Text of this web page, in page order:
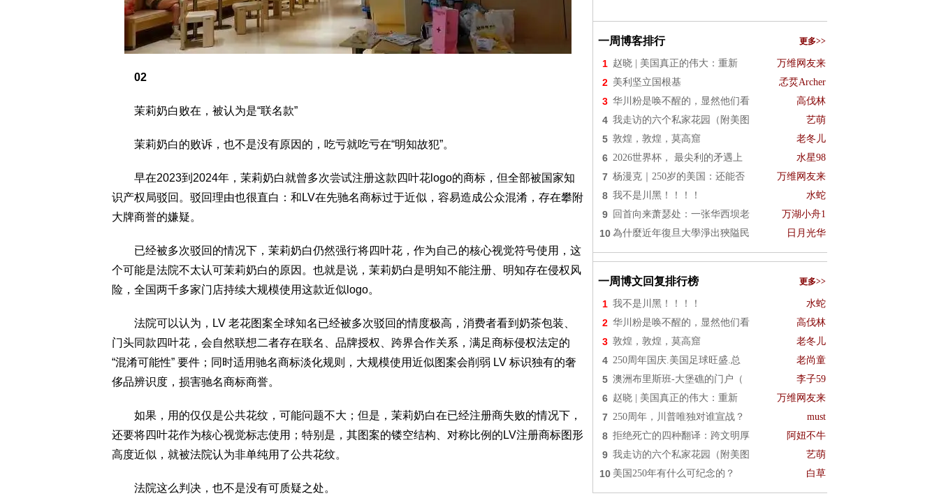
02
茉莉奶白败在，被认为是“联名款”
茉莉奶白的败诉，也不是没有原因的，吃亏就吃亏在“明知故犯”。
早在2023到2024年，茉莉奶白就曾多次尝试注册这款四叶花logo的商标，但全部被国家知
识产权局驳回。驳回理由也很直白：和LV在先驰名商标过于近似，容易造成公众混淆，存在攀附
大牌商誉的嫌疑。
已经被多次驳回的情况下，茉莉奶白仍然强行将四叶花，作为自己的核心视觉符号使用，这
个可能是法院不太认可茉莉奶白的原因。也就是说，茉莉奶白是明知不能注册、明知存在侵权风
险，全国两千多家门店持续大规模使用这款近似logo。
法院可以认为，LV 老花图案全球知名已经被多次驳回的情度极高，消费者看到奶茶包装、
门头同款四叶花，会自然联想二者存在联名、品牌授权、跨界合作关系，满足商标侵权法定的
“混淆可能性” 要件；同时适用驰名商标淡化规则，大规模使用近似图案会削弱 LV 标识独有的奢
侈品辨识度，损害驰名商标商誉。
如果，用的仅仅是公共花纹，可能问题不大；但是，茉莉奶白在已经注册商失败的情况下，
还要将四叶花作为核心视觉标志使用；特别是，其图案的镂空结构、对称比例的LV注册商标图形
高度近似，就被法院认为非单纯用了公共花纹。
法院这么判决，也不是没有可质疑之处。
一周博客排行 更多>>
1 赵晓 | 美国真正的伟大：重新 万维网友来
2 美利坚立国根基 孞烎Archer
3 华川粉是唤不醒的，显然他们看 高伐林
4 我走访的六个私家花园（附美图 艺萌
5 敦煌，敦煌，莫高窟 老冬儿
6 2026世界杯， 最尖利的矛遇上 水星98
7 杨漫克｜250岁的美国：还能否 万维网友来
8 我不是川黑！！！！ 水蛇
9 回首向来萧瑟处：一张华西坝老 万湖小舟1
10 為什麼近年復旦大學淨出狹隘民 日月光华
一周博文回复排行榜 更多>>
1 我不是川黑！！！！ 水蛇
2 华川粉是唤不醒的，显然他们看 高伐林
3 敦煌，敦煌，莫高窟 老冬儿
4 250周年国庆.美国足球旺盛.总 老尚童
5 澳洲布里斯班-大堡礁的门户（ 李子59
6 赵晓 | 美国真正的伟大：重新 万维网友来
7 250周年，川普唯独对谁宣战？ must
8 拒绝死亡的四种翻译：跨文明厚 阿妞不牛
9 我走访的六个私家花园（附美图 艺萌
10 美国250年有什么可纪念的？ 白草